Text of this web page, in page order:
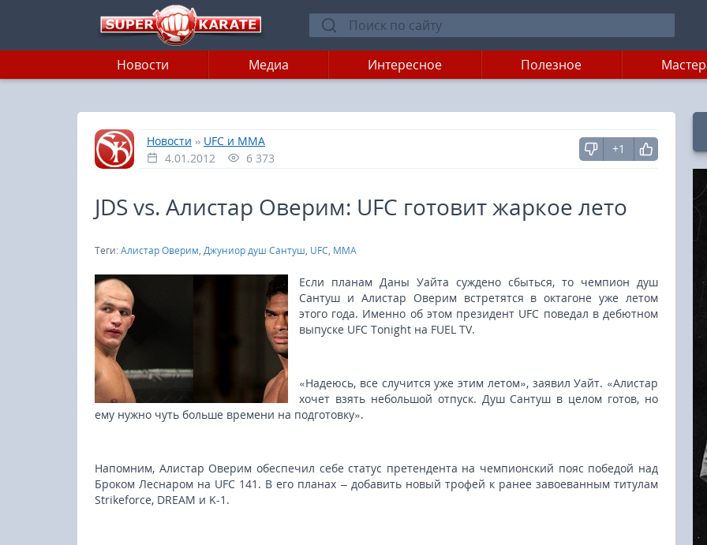
Новости Медиа Интересное Полезное
Главная
»
Новости » UFC и MMA
4.01.2012
6 373
+1
JDS vs. Алистар Оверим: UFC готовит жаркое лето
Теги:Алистар Оверим, Джуниор душ Сантуш, UFC, MMA
Если планам Даны Уайта суждено сбыться, то чемпион душ
Сантуш и Алистар Оверим встретятся в октагоне уже летом
этого года. Именно об этом президент UFC поведал в дебютном
выпуске UFC Tonight на FUEL TV.
«Надеюсь, все случится уже этим летом», заявил Уайт. «Алистар
хочет взять небольшой отпуск. Душ Сантуш в целом готов, но
ему нужно чуть больше времени на подготовку».
Напомним, Алистар Оверим обеспечил себе статус претендента на чемпионский пояс победой над
Броком Леснаром на UFC 141. В его планах – добавить новый трофей к ранее завоеванным титулам
Strikeforce, DREAM и K-1.